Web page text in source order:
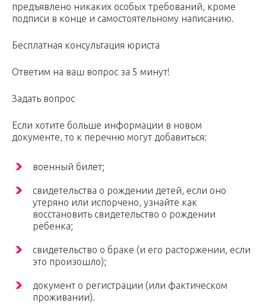
предъявлено никаких особых требований, кроме
подписи в конце и самостоятельному написанию.
Бесплатная консультация юриста
Ответим на ваш вопрос за 5 минут!
Задать вопрос
Если хотите больше информации в новом
документе, то к перечню могут добавиться:
военный билет;
свидетельства о рождении детей, если оно
утеряно или испорчено, узнайте как
восстановить свидетельство о рождении
ребенка;
свидетельство о браке (и его расторжении, если
это произошло);
документ о регистрации (или фактическом
проживании).